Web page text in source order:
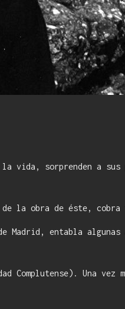
vida, sorprenden a
de la obra de éste,
Madrid, entabla
Una vez